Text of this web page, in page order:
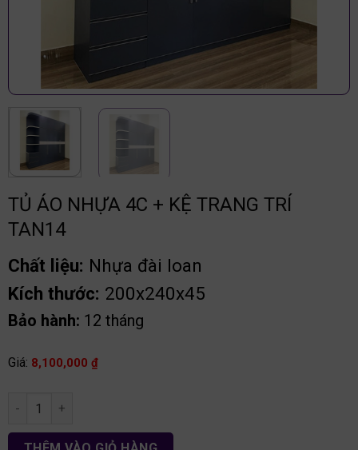
TỦ ÁO NHỰA 4C + KỆ TRANG TRÍ
TAN14
Chất liệu: Nhựa đài loan
Kích thước: 200x240x45
Bảo hành: 12 tháng
Giá: 8,100,000 ₫
Tủ áo nhựa 4c + kệ trang trí TAN14 số lượng